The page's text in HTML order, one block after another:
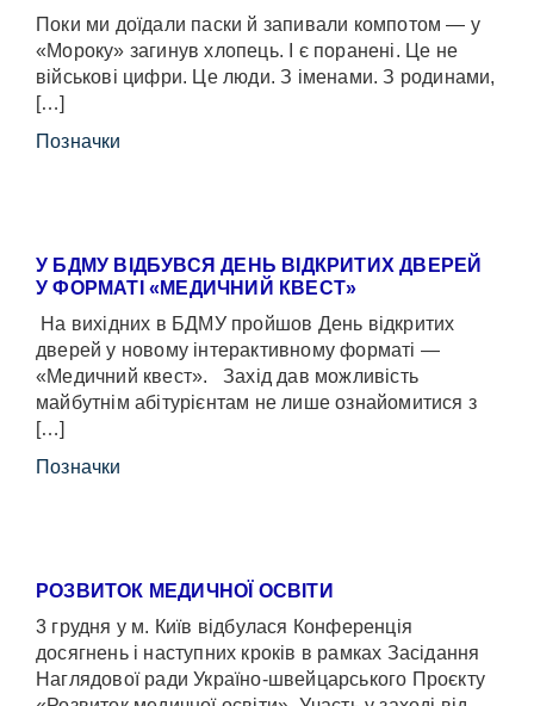
Поки ми доїдали паски й запивали компотом — у
«Мороку» загинув хлопець. І є поранені. Це не
військові цифри. Це люди. З іменами. З родинами,
[…]
Позначки
У БДМУ ВІДБУВСЯ ДЕНЬ ВІДКРИТИХ ДВЕРЕЙ
У ФОРМАТІ «МЕДИЧНИЙ КВЕСТ»
На вихідних в БДМУ пройшов День відкритих
дверей у новому інтерактивному форматі —
«Медичний квест». Захід дав можливість
майбутнім абітурієнтам не лише ознайомитися з
[…]
Позначки
РОЗВИТОК МЕДИЧНОЇ ОСВІТИ
3 грудня у м. Київ відбулася Конференція
досягнень і наступних кроків в рамках Засідання
Наглядової ради Україно-швейцарського Проєкту